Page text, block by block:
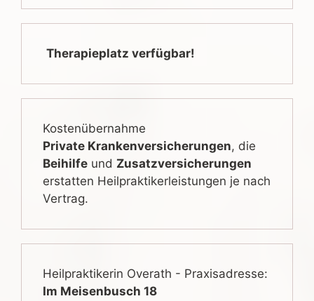
Therapieplatz verfügbar!
Kostenübernahme
Private Krankenversicherungen, die
Beihilfe und Zusatzversicherungen
erstatten Heilpraktikerleistungen je nach
Vertrag.
Heilpraktikerin Overath - Praxisadresse:
Im Meisenbusch 18